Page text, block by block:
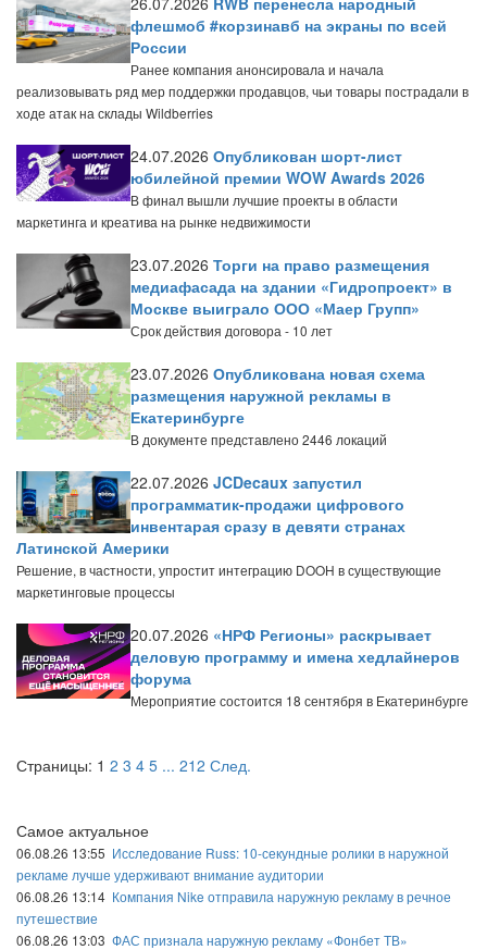
флешмоб #корзинавб на экраны по всей
России
Ранее компания анонсировала и начала
реализовывать ряд мер поддержки продавцов, чьи товары пострадали в
ходе атак на склады Wildberries
24.07.2026 Опубликован шорт-лист
юбилейной премии WOW Awards 2026
В финал вышли лучшие проекты в области
маркетинга и креатива на рынке недвижимости
23.07.2026 Торги на право размещения
медиафасада на здании «Гидропроект» в
Москве выиграло ООО «Маер Групп»
Срок действия договора - 10 лет
23.07.2026 Опубликована новая схема
размещения наружной рекламы в
Екатеринбурге
В документе представлено 2446 локаций
22.07.2026 JCDecaux запустил
программатик-продажи цифрового
инвентарая сразу в девяти странах
Латинской Америки
Решение, в частности, упростит интеграцию DOOH в существующие
маркетинговые процессы
20.07.2026 «НРФ Регионы» раскрывает
деловую программу и имена хедлайнеров
форума
Мероприятие состоится 18 сентября в Екатеринбурге
Страницы: 1 2 3 4 5 ... 212 След.
Самое актуальное
06.08.26 13:55 Исследование Russ: 10-секундные ролики в наружной
рекламе лучше удерживают внимание аудитории
06.08.26 13:14 Компания Nike отправила наружную рекламу в речное
путешествие
06.08.26 13:03 ФАС признала наружную рекламу «Фонбет ТВ»